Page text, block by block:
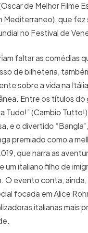
de Melhor Filme
Mediterraneo), que fez
no Festival de
faltar as comédias
de bilheteria,
sobre a vida na Itália
Entre os títulos do
Tudo!” (Cambio
e o divertido
premiado como a
que narra as
um italiano filho de
O evento conta, ainda,
focada em Alice
italianas mais